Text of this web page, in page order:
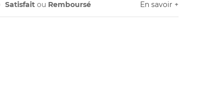
Satisfaitou Remboursé En savoir +